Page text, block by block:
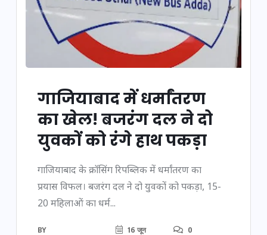
गाजियाबाद में धर्मांतरण
का खेल! बजरंग दल ने दो
युवकों को रंगे हाथ पकड़ा
गाजियाबाद के क्रॉसिंग रिपब्लिक में धर्मांतरण का
प्रयास विफल। बजरंग दल ने दो युवकों को पकड़ा, 15-
20 महिलाओं का धर्म...
BY
16 जून
0